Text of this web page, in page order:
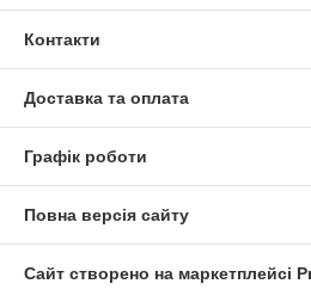
Контакти
Доставка та оплата
Графік роботи
Повна версія сайту
Сайт створено на маркетплейсі